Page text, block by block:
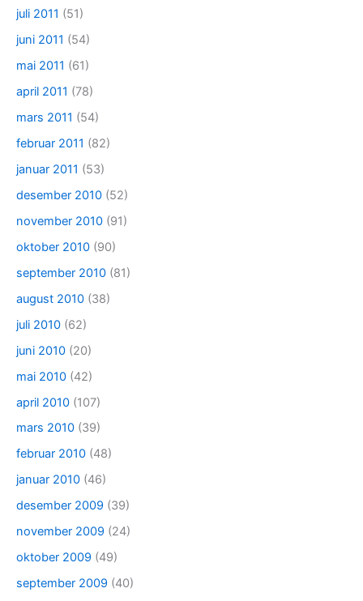
juli 2011 (51)
juni 2011 (54)
mai 2011 (61)
april 2011 (78)
mars 2011 (54)
februar 2011 (82)
januar 2011 (53)
desember 2010 (52)
november 2010 (91)
oktober 2010 (90)
september 2010 (81)
august 2010 (38)
juli 2010 (62)
juni 2010 (20)
mai 2010 (42)
april 2010 (107)
mars 2010 (39)
februar 2010 (48)
januar 2010 (46)
desember 2009 (39)
november 2009 (24)
oktober 2009 (49)
september 2009 (40)